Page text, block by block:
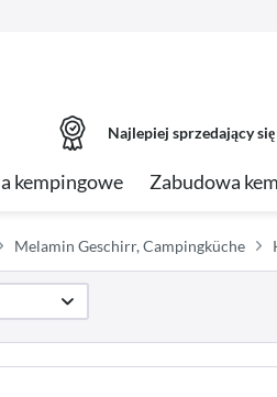
Najlepiej sprzedający się
kempingowe Zabudowa
Melamin Geschirr, Campingküche